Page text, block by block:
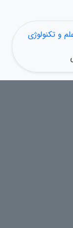
و تکنولوژی